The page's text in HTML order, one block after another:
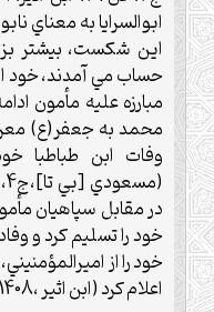
ابوالسرايا به معناي
اين شکست، بيشتر
حساب مي آمدند، خود
مبارزه عليه مأمون
محمد به جعفر(ع)
وفات ابن طباطبا
در مقابل سپاهيان
خود را تسليم کرد و
خود را از
اعلام کرد (ابن اثير ،1408ق ،ج4 ،ص154).